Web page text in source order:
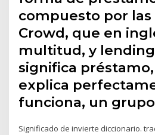
compuesto por las
Crowd, que en
multitud, y
significa
explica
funciona, un
Significado de invierte diccionario.